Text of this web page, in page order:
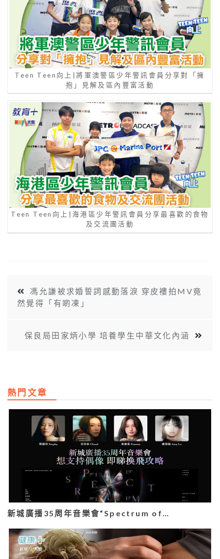
Teen Teen向上|將軍澳警區少年警訊會員分享對「擁
抱」見解及區內豐富活動
Teen Teen向上|海港區少年警訊會員分享最喜歡的食物
及交流團活動
馮允謙被求婚誓詞感動落淚 穿皮褸拍MV竟
然覺得「有啲凍」
保良局田家炳小學 培養學生中華文化內涵
熱門文章
新城廣播35周年音樂會“Spectrum of…